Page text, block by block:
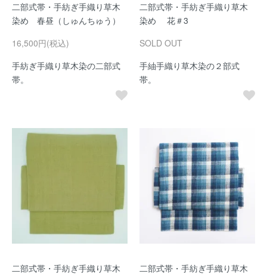
二部式帯・手紡ぎ手織り草木
染め 春昼（しゅんちゅう）
16,500円(税込)
手紡ぎ手織り草木染の二部式
帯。
二部式帯・手紡ぎ手織り草木
染め 花＃3
SOLD OUT
手紬手織り草木染の２部式
帯。
二部式帯・手紡ぎ手織り草木
二部式帯・手紡ぎ手織り草木